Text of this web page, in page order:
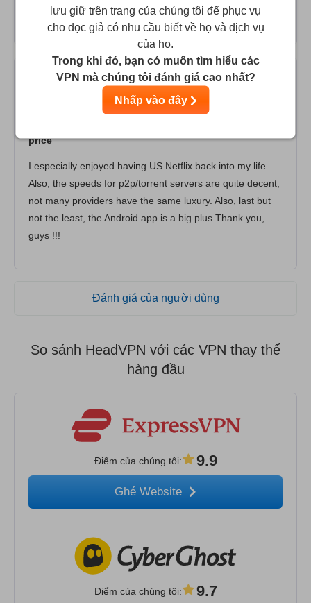
aware that they cannot be trusted.
price
I especially enjoyed having US Netflix back into my life.
Also, the speeds for p2p/torrent servers are quite decent,
not many providers have the same luxury. Also, last but
not the least, the Android app is a big plus.Thank you,
guys !!!
Đánh giá của người dùng
So sánh HeadVPN với các VPN thay thế
hàng đầu
Điểm của chúng tôi: 9.9
Ghé Website
Điểm của chúng tôi: 9.7
lưu giữ trên trang của chúng tôi để phục vụ
cho đọc giả có nhu cầu biết về họ và dịch vụ
của họ.
Trong khi đó, bạn có muốn tìm hiểu các
VPN mà chúng tôi đánh giá cao nhất?
Nhấp vào đây